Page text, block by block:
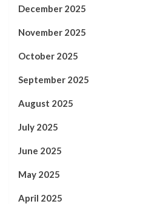
December 2025
November 2025
October 2025
September 2025
August 2025
July 2025
June 2025
May 2025
April 2025